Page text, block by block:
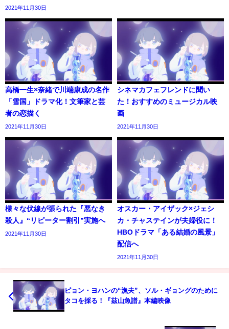
2021年11月30日
高橋一生×奈緒で川端康成の名作
「雪国」ドラマ化！文筆家と芸
者の恋描く
2021年11月30日
シネマカフェフレンドに聞い
た！おすすめのミュージカル映
画
2021年11月30日
様々な伏線が張られた『悪なき
殺人』“リピーター割引”実施へ
2021年11月30日
オスカー・アイザック×ジェシ
カ・チャステインが夫婦役に！
HBOドラマ「ある結婚の風景」
配信へ
2021年11月30日
ピョン・ヨハンの“漁夫”、ソル・ギョングのために
タコを採る！『茲山魚譜』本編映像